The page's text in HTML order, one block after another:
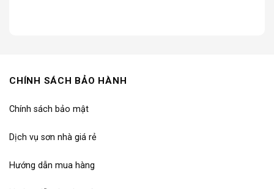
CHÍNH SÁCH BẢO HÀNH
Chính sách bảo mật
Dịch vụ sơn nhà giá rẻ
Hướng dẫn mua hàng